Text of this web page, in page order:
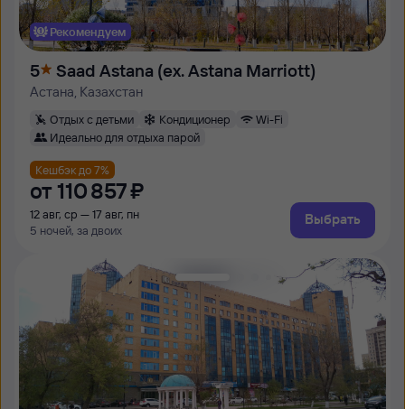
Рекомендуем
5 Saad Astana (ex. Astana Marriott)
Астана, Казахстан
Отдых с детьми Кондиционер
Wi-Fi
Идеально для отдыха парой
Кешбэк до 7%
от 110 ⁠857 ⁠₽
12 авг, ср — 17 авг, пн
5 ночей, за двоих
Выбрать